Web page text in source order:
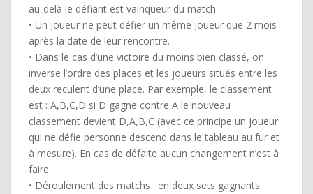
au-delà le défiant est vainqueur du match.
• Un joueur ne peut défier un même joueur que 2 mois
après la date de leur rencontre.
• Dans le cas d’une victoire du moins bien classé, on
inverse l’ordre des places et les joueurs situés entre les
deux reculent d’une place. Par exemple, le classement
est : A,B,C,D si D gagne contre A le nouveau
classement devient D,A,B,C (avec ce principe un joueur
qui ne défie personne descend dans le tableau au fur et
à mesure). En cas de défaite aucun changement n’est à
faire.
• Déroulement des matchs : en deux sets gagnants.